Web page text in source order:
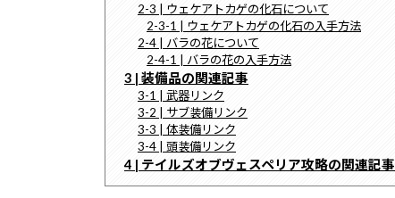
2-3 | ウェケアトカゲの化石について
2-3-1 | ウェケアトカゲの化石の入手方法
2-4 | バラの花について
2-4-1 | バラの花の入手方法
3 | 装備品の関連記事
3-1 | 武器リンク
3-2 | サブ装備リンク
3-3 | 体装備リンク
3-4 | 頭装備リンク
4 | テイルズオブヴェスペリア攻略の関連記事